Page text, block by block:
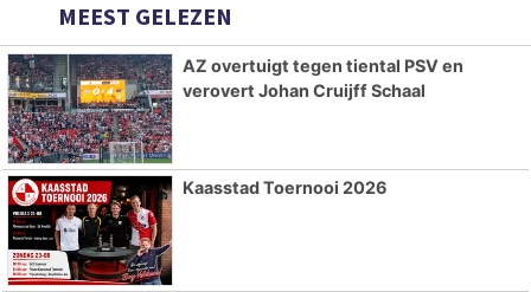
MEEST GELEZEN
AZ overtuigt tegen tiental PSV en
verovert Johan Cruijff Schaal
Kaasstad Toernooi 2026